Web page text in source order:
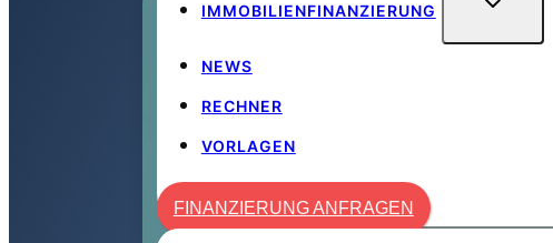
IMMOBILIENFINANZIERUNG
NEWS
RECHNER
VORLAGEN
FINANZIERUNG ANFRAGEN